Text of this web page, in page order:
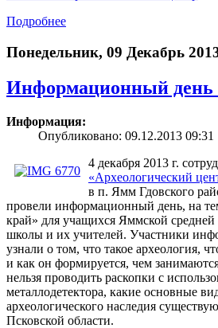
Подробнее
Понедельник, 09 Декабрь
Информационный день
Информация:
Опубликовано: 09.12.2013 09:31
4 декабря 2013 г.
«Археологический
в п. Ямм Гдовского
провели информационный день, на
край» для учащихся Яммской средней
школы и их учителей. Участники
узнали о том, что такое археология,
и как он формируется, чем
нельзя проводить раскопки с
металлодетектора, какие основные
археологического наследия
Псковской области.